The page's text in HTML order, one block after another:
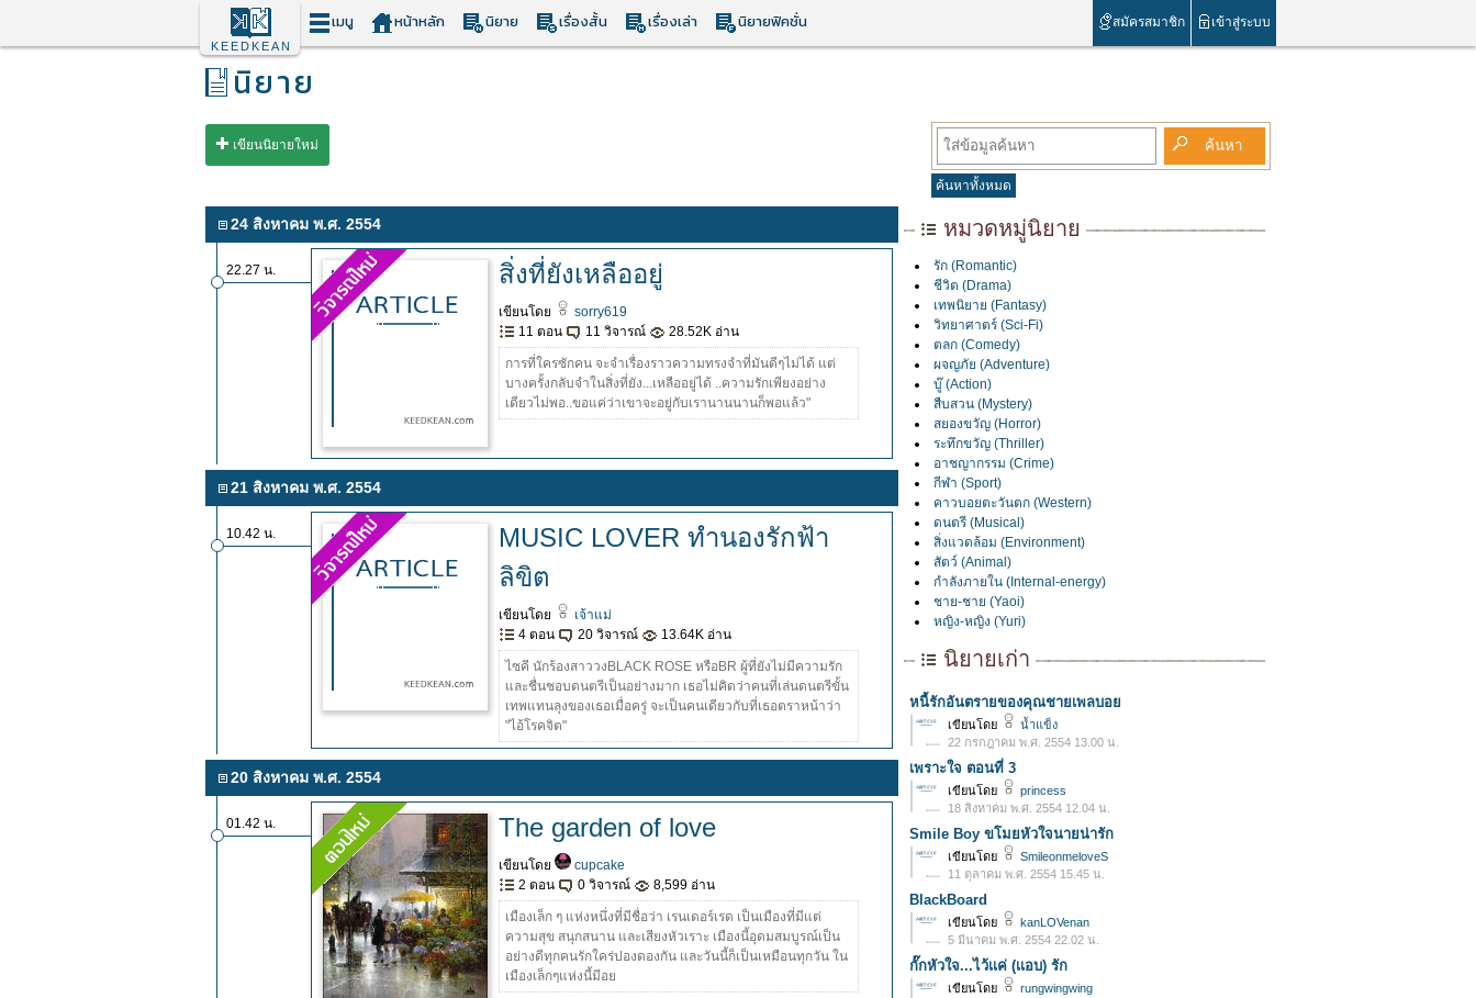
KEEDKEAN
เมนู หน้าหลัก นิยาย เรื่องสั้น เรื่องเล่า นิยายฟิคชั่น สมัครสมาชิก เข้าสู่ระบบ
นิยาย
เขียนนิยายใหม่
ค้นหาทั้งหมด
24 สิงหาคม พ.ศ. 2554
22.27 น. สิ่งที่ยังเหลืออยู่
เขียนโดย
sorry619
11 ตอน
11 วิจารณ์ 28.52K อ่าน
การที่ใครซักคน จะจำเรื่องราวความทรงจำที่มันดีๆไม่ได้ แต่
บางครั้งกลับจำในสิ่งที่ยัง...เหลืออยู่ได้ ..ความรักเพียงอย่าง
เดียวไม่พอ..ขอแค่ว่าเขาจะอยู่กับเรานานนานก็พอแล้ว"
21 สิงหาคม พ.ศ. 2554
10.42 น.
MUSIC LOVER ทำนองรักฟ้า
ลิขิต
เขียนโดย
เจ้าแม่
4 ตอน
20 วิจารณ์ 13.64K อ่าน
ไซคี นักร้องสาววงBLACK ROSE หรือBR ผู้ที่ยังไม่มีความรัก
และชื่นชอบดนตรีเป็นอย่างมาก เธอไม่คิดว่าคนที่เล่นดนตรีขั้น
เทพแทนลุงของเธอเมื่อครู่ จะเป็นคนเดียวกับที่เธอตราหน้าว่า
"ไอ้โรคจิต"
20 สิงหาคม พ.ศ. 2554
01.42 น. The garden of love
เขียนโดย
cupcake
2 ตอน
0 วิจารณ์ 8,599 อ่าน
เมืองเล็ก ๆ แห่งหนึ่งที่มีชื่อว่า เรนเดอร์เรด เป็นเมืองที่มีแต่
ความสุข สนุกสนาน และเสียงหัวเราะ เมืองนี้อุดมสมบูรณ์เป็น
อย่างดีทุกคนรักใคร่ปองดองกัน และวันนี้ก็เป็นเหมือนทุกวัน ใน
เมืองเล็กๆแห่งนี้มีอย
หมวดหมู่นิยาย
รัก (Romantic)
ชีวิต (Drama)
เทพนิยาย (Fantasy)
วิทยาศาตร์ (Sci-Fi)
ตลก (Comedy)
ผจญภัย (Adventure)
บู๊ (Action)
สืบสวน (Mystery)
สยองขวัญ (Horror)
ระทึกขวัญ (Thriller)
อาชญากรรม (Crime)
กีฬา (Sport)
คาวบอยตะวันตก (Western)
ดนตรี (Musical)
สิ่งแวดล้อม (Environment)
สัตว์ (Animal)
กำลังภายใน (Internal-energy)
ชาย-ชาย (Yaoi)
หญิง-หญิง (Yuri)
นิยายเก่า
หนี้รักอันตรายของคุณชายเพลบอย
เขียนโดย
น้ำแข็ง
22 กรกฎาคม พ.ศ. 2554 13.00 น.
เพราะใจ ตอนที่ 3
เขียนโดย
princess
18 สิงหาคม พ.ศ. 2554 12.04 น.
Smile Boy ขโมยหัวใจนายน่ารัก
เขียนโดย
SmileonmeloveS
11 ตุลาคม พ.ศ. 2554 15.45 น.
BlackBoard
เขียนโดย
kanLOVenan
5 มีนาคม พ.ศ. 2554 22.02 น.
กั๊กหัวใจ...ไว้เเค่ (เเอบ) รัก
เขียนโดย
rungwingwing